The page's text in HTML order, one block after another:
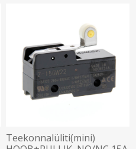
Teekonnalüliti(mini)